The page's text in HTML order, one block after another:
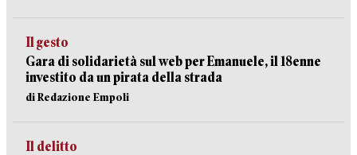
Il gesto
Gara di solidarietà sul web per Emanuele, il 18enne
investito da un pirata della strada
di Redazione Empoli
Il delitto